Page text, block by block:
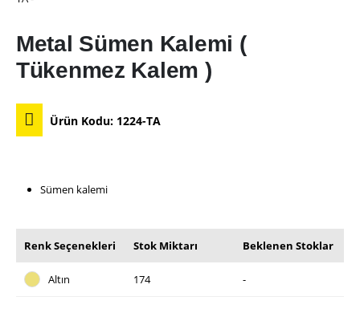
Metal Sümen Kalemi (
Tükenmez Kalem )
Ürün Kodu: 1224-TA
Sümen kalemi
Renk Seçenekleri Stok Miktarı Beklenen Stoklar
Altın 174 -